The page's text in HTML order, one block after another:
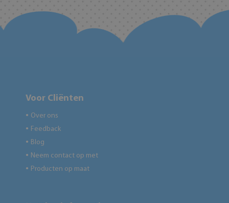
Voor Cliënten
● Over ons
● Feedback
● Blog
● Neem contact op met
● Producten op maat